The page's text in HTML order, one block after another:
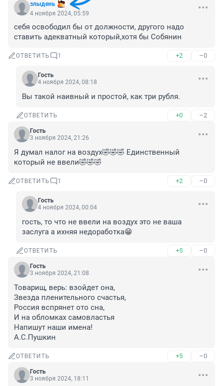
злыдень
4 ноября 2024, 05:59
себя освободил бы от должности, другого надо
ставить адекватный который,хотя бы Собянин
ОТВЕТИТЬ 1 +2 –0
Гость
4 ноября 2024, 08:18
Вы такой наивный и простой, как три рубля.
ОТВЕТИТЬ +0 –2
Гость
3 ноября 2024, 21:26
Я думал налог на воздух🤣🤣🤣 Единственный
который не ввели🤣🤣🤣
ОТВЕТИТЬ 1 +2 –0
Гость
4 ноября 2024, 00:04
гость, то что не ввели на воздух это не ваша
заслуга а ихняя недоработка😁
ОТВЕТИТЬ +5 –0
Гость
3 ноября 2024, 21:08
Товарищ, верь: взойдет она,
Звезда пленительного счастья,
Россия вспрянет ото сна,
И на обломках самовластья
Напишут наши имена!
А.С.Пушкин
ОТВЕТИТЬ +5 –0
Гость
3 ноября 2024, 18:11